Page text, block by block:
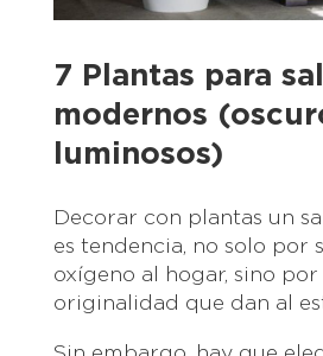
7 Plantas para
modernos
luminosos)
Decorar con plantas un
es tendencia, no solo por
oxígeno al hogar, sino
originalidad que dan al